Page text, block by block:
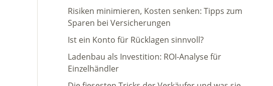
Risiken minimieren, Kosten senken: Tipps zum
Sparen bei Versicherungen
Ist ein Konto für Rücklagen sinnvoll?
Ladenbau als Investition: ROI-Analyse für
Einzelhändler